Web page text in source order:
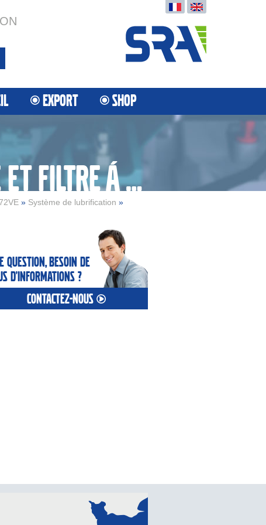
EXPORT SHOP
BOÎTIER DE FILTRE Á HUILE ET FILTRE Á HUILE
» Système de lubrification »
question, besoin de
d’informations ?
contactez-nous